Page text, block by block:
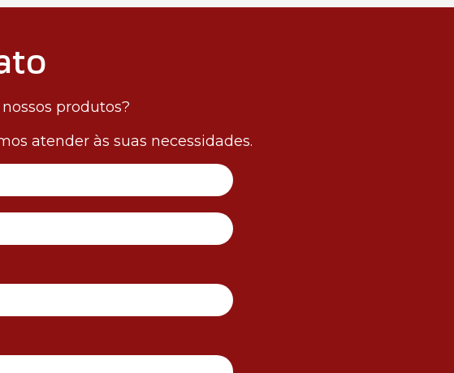
produtos?
atender às suas necessidades.